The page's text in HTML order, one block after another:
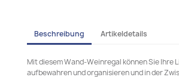
Beschreibung Artikeldetails
Mit diesem Wand-Weinregal können Sie Ihre
aufbewahren und organisieren und in der